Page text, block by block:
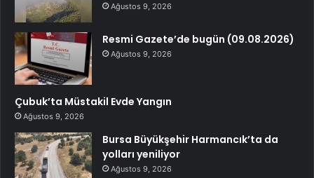
Ağustos 9, 2026
Resmi Gazete’de bugün (09.08.2026)
Ağustos 9, 2026
Çubuk’ta Müstakil Evde Yangın
Ağustos 9, 2026
Bursa Büyükşehir Harmancık’ta da
yolları yeniliyor
Ağustos 9, 2026